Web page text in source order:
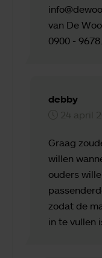
van De
0900 - 9678.
debby
24 april
Graag
willen
ouders
zodat de
in te vullen